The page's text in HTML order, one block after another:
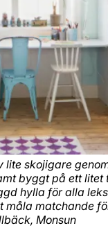
lite skojigare
byggt på ett
hylla för alla
måla matchande
Monsun